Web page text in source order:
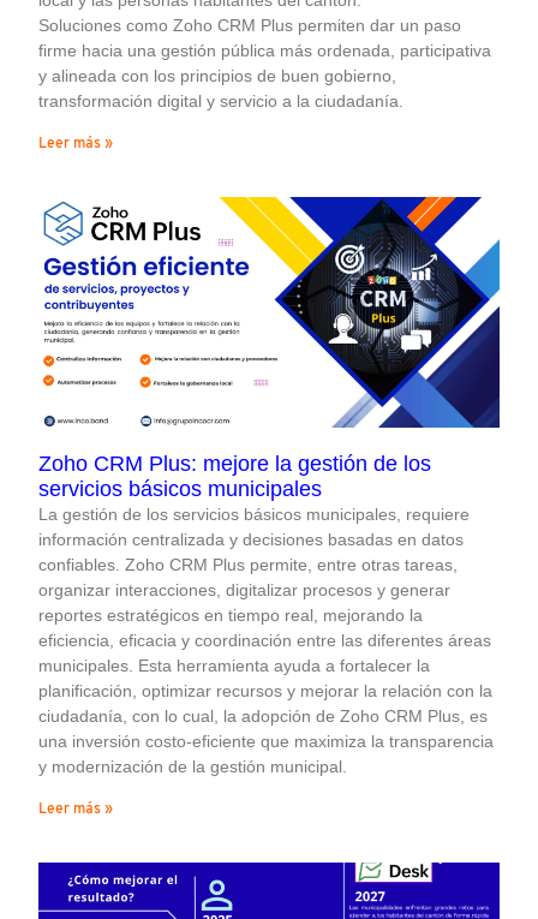
ENGLISH
Soluciones como Zoho CRM Plus permiten dar un paso
firme hacia una gestión pública más ordenada, participativa
y alineada con los principios de buen gobierno,
transformación digital y servicio a la ciudadanía.
Leer más »
Zoho CRM Plus: mejore la gestión de los
servicios básicos municipales
La gestión de los servicios básicos municipales, requiere
información centralizada y decisiones basadas en datos
confiables. Zoho CRM Plus permite, entre otras tareas,
organizar interacciones, digitalizar procesos y generar
reportes estratégicos en tiempo real, mejorando la
eficiencia, eficacia y coordinación entre las diferentes áreas
municipales. Esta herramienta ayuda a fortalecer la
planificación, optimizar recursos y mejorar la relación con la
ciudadanía, con lo cual, la adopción de Zoho CRM Plus, es
una inversión costo-eficiente que maximiza la transparencia
y modernización de la gestión municipal.
Leer más »